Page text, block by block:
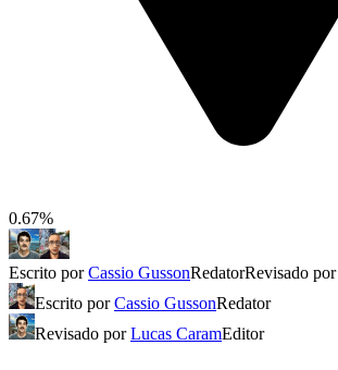
0.67%
Escrito porCassio GussonRedatorRevisado por
Escrito porCassio GussonRedator
Revisado porLucas CaramEditor